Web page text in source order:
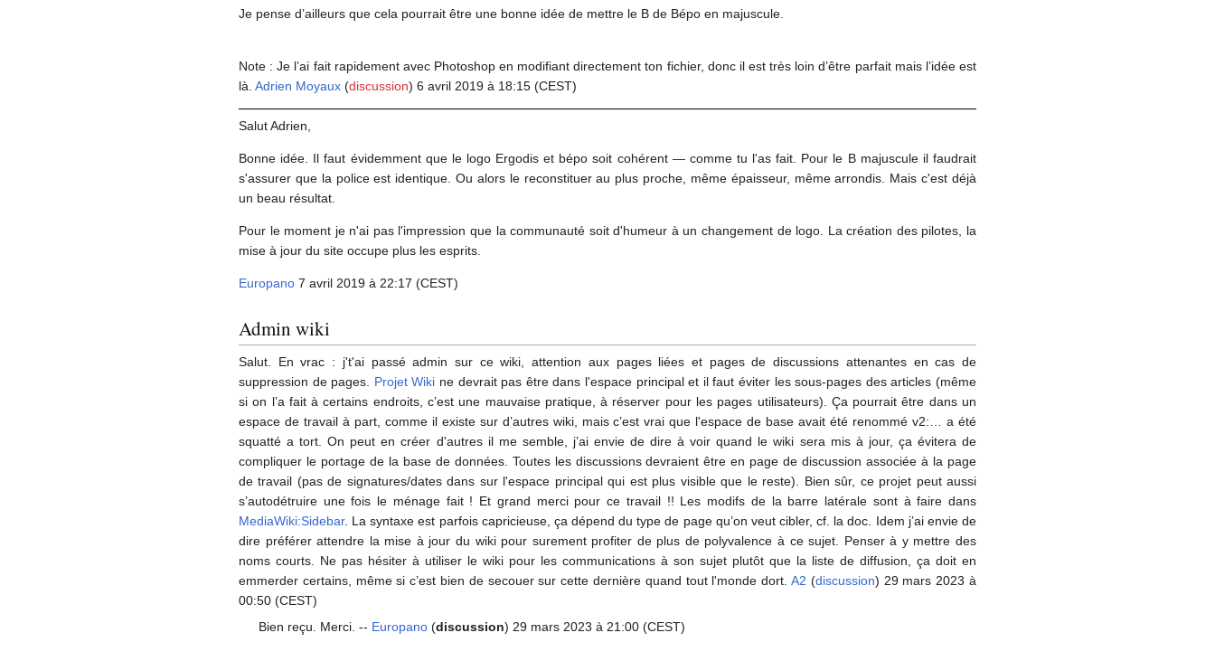
Je pense d’ailleurs que cela pourrait être une bonne idée de mettre le B de Bépo en majuscule.
Note : Je l’ai fait rapidement avec Photoshop en modifiant directement ton fichier, donc il est très loin d’être parfait mais l’idée est
là. Adrien Moyaux (discussion) 6 avril 2019 à 18:15 (CEST)
Salut Adrien,
Bonne idée. Il faut évidemment que le logo Ergodis et bépo soit cohérent — comme tu l'as fait. Pour le B majuscule il faudrait
s'assurer que la police est identique. Ou alors le reconstituer au plus proche, même épaisseur, même arrondis. Mais c'est déjà
un beau résultat.
Pour le moment je n'ai pas l'impression que la communauté soit d'humeur à un changement de logo. La création des pilotes, la
mise à jour du site occupe plus les esprits.
Europano 7 avril 2019 à 22:17 (CEST)
Admin wiki
Salut. En vrac : j't'ai passé admin sur ce wiki, attention aux pages liées et pages de discussions attenantes en cas de
suppression de pages. Projet Wiki ne devrait pas être dans l'espace principal et il faut éviter les sous-pages des articles (même
si on l’a fait à certains endroits, c’est une mauvaise pratique, à réserver pour les pages utilisateurs). Ça pourrait être dans un
espace de travail à part, comme il existe sur d’autres wiki, mais c’est vrai que l'espace de base avait été renommé v2:… a été
squatté a tort. On peut en créer d'autres il me semble, j’ai envie de dire à voir quand le wiki sera mis à jour, ça évitera de
compliquer le portage de la base de données. Toutes les discussions devraient être en page de discussion associée à la page
de travail (pas de signatures/dates dans sur l'espace principal qui est plus visible que le reste). Bien sûr, ce projet peut aussi
s’autodétruire une fois le ménage fait ! Et grand merci pour ce travail !! Les modifs de la barre latérale sont à faire dans
MediaWiki:Sidebar. La syntaxe est parfois capricieuse, ça dépend du type de page qu’on veut cibler, cf. la doc. Idem j’ai envie de
dire préférer attendre la mise à jour du wiki pour surement profiter de plus de polyvalence à ce sujet. Penser à y mettre des
noms courts. Ne pas hésiter à utiliser le wiki pour les communications à son sujet plutôt que la liste de diffusion, ça doit en
emmerder certains, même si c’est bien de secouer sur cette dernière quand tout l'monde dort. A2 (discussion) 29 mars 2023 à
00:50 (CEST)
Bien reçu. Merci. -- Europano (discussion) 29 mars 2023 à 21:00 (CEST)